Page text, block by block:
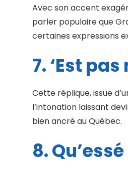
Avec son accent
parler populaire que
certaines expressions
7. ‘Est
Cette réplique, issue
l’intonation laissant
bien ancré au Québec.
8.